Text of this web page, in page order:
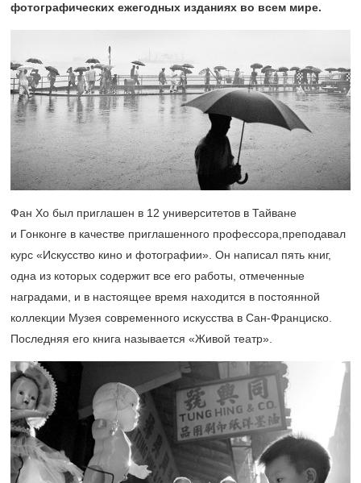
фотографических ежегодных изданиях во всем мире.
Фан Хо был приглашен в 12 университетов в Тайване
и Гонконге в качестве приглашенного профессора,преподавал
курс «Искусство кино и фотографии». Он написал пять книг,
одна из которых содержит все его работы, отмеченные
наградами, и в настоящее время находится в постоянной
коллекции Музея современного искусства в Сан-Франциско.
Последняя его книга называется «Живой театр».